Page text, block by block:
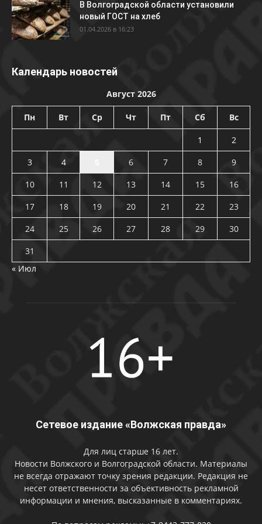
В Волгоградской области установили
новый ГОСТ на хлеб
01.04.2026 в 16:23
Календарь новостей
Август 2026
Пн Вт Ср Чт Пт Сб Вс
1
2
3
4 6 7 8
9
10
11 12 13 14 15
16
17
18 19 20 21 22
23
24
25 26 27 28 29
30
31
« Июл
Сетевое издание «Волжская правда»
Для лиц старше 16 лет.
Новости Волжского и Волгоградской области. Материалы
не всегда отражают точку зрения редакции. Редакция не
несет ответственности за объективность рекламной
информации и мнения, высказанные в комментариях.